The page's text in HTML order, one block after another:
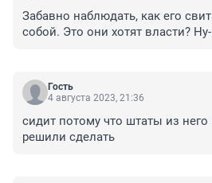
Забавно наблюдать, как его
собой. Это они хотят власти?
Гость
4 августа 2023, 21:36
сидит потому что штаты из
решили сделать